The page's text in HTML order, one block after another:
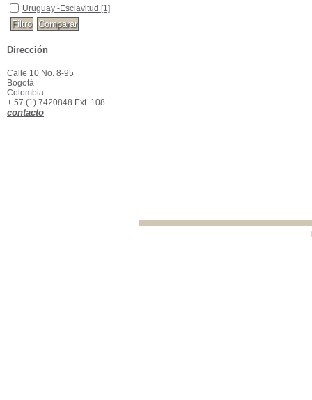
Uruguay -Esclavitud
Uruguay -Esclavitud [1]
Dirección
Calle 10 No. 8-95
Bogotá
Colombia
+ 57 (1) 7420848 Ext. 108
contacto